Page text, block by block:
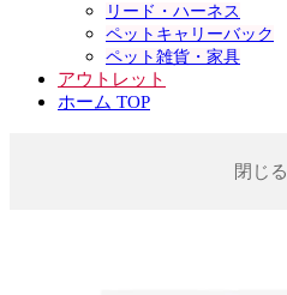
リード・ハーネス
ペットキャリーバック
ペット雑貨・家具
アウトレット
ホーム TOP
閉じる